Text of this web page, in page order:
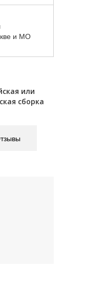
и МО
или
сборка